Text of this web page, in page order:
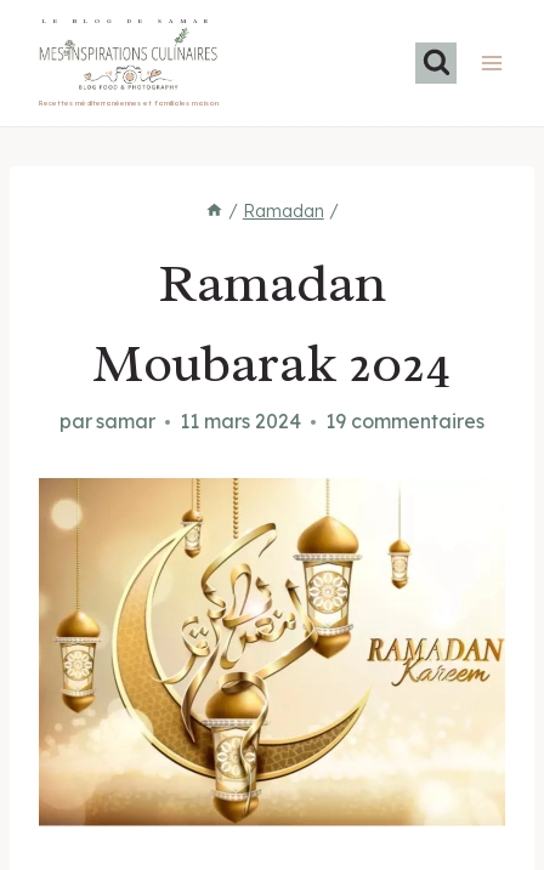
LE BLOG DE SAMAR
Recettes méditerranéennes et familiales maison
/ Ramadan /
Ramadan
Moubarak 2024
parsamar 11 mars 2024 19 commentaires